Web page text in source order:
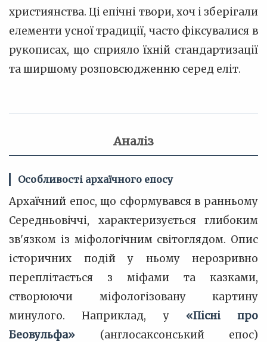
християнства. Ці епічні твори, хоч і зберігали
елементи усної традиції, часто фіксувалися в
рукописах, що сприяло їхній стандартизації
та ширшому розповсюдженню серед еліт.
Аналіз
Особливості архаїчного епосу
Архаїчний епос, що сформувався в ранньому
Середньовіччі, характеризується глибоким
зв'язком із міфологічним світоглядом. Опис
історичних подій у ньому нерозривно
переплітається з міфами та казками,
створюючи міфологізовану картину
минулого. Наприклад, у «Пісні про
Беовульфа» (англосаксонський епос)